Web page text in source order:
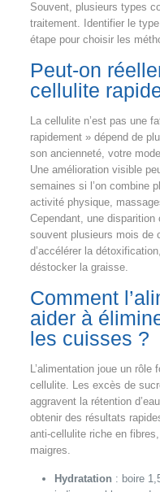
Souvent, plusieurs types
traitement. Identifier le
étape pour choisir les
Peut-on
cellulite
La cellulite n’est pas une
rapidement » dépend de
son ancienneté, votre
Une amélioration visible
semaines si l’on combine
activité physique,
Cependant, une
souvent plusieurs mois de
d’accélérer la
déstocker la graisse.
Comment
aider à
les cuisses ?
L’alimentation joue un
cellulite. Les excès de
aggravent la rétention
obtenir des résultats
anti-cellulite riche en
maigres.
Hydratation : boire